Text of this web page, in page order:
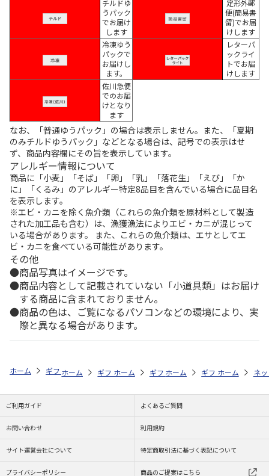
チルドゆ
うパック
でお届け
します
定形外郵
便(簡易書
留)でお届
けします
冷凍ゆう
パックで
お届けし
ます。
レターパ
ックライ
トでお届
けします
佐川急便
でのお届
けとなり
ます
なお、「普通ゆうパック」の場合は表示しません。また、「夏期
のみチルドゆうパック」などとなる場合は、記号での表示はせ
ず、商品内容欄にその旨を表示しています。
アレルギー情報について
商品に「小麦」「そば」「卵」「乳」「落花生」「えび」「か
に」「くるみ」のアレルギー特定8品目を含んでいる場合に品目名
を表示します。
※エビ・カニを除く魚介類（これらの魚介類を原材料として製造
された加工品も含む）は、漁獲漁法によりエビ・カニが混じって
いる場合があります。 また、これらの魚介類は、エサとしてエ
ビ・カニを食べている可能性があります。
その他
商品写真はイメージです。
商品内容として記載されていない「小道具類」はお届け
する商品に含まれておりません。
商品の色は、ご覧になるパソコンなどの環境により、実
際と異なる場合があります。
ホーム ギフトストア お中元・夏ギフト特集 2026 ドリンク ＜
ホーム ギフトストア お中元・夏ギフト特集 2026
ホーム ギフトストア お中元・夏ギフト
ホーム ギフトストア お
ホーム ネ
ご利用ガイド よくあるご質問
お問い合わせ 利用規約
サイト運営会社について 特定商取引法に基づく表記について
プライバシーポリシー 商品のご提案はこちら